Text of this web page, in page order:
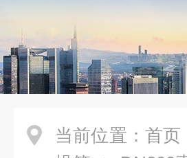
当前位置： 首页